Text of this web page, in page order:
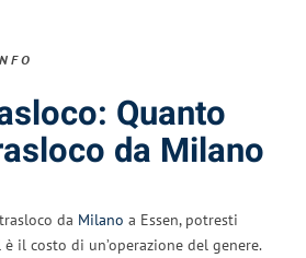
Quanto
da Milano
da Milano a Essen, potresti
il costo di un’operazione del genere.